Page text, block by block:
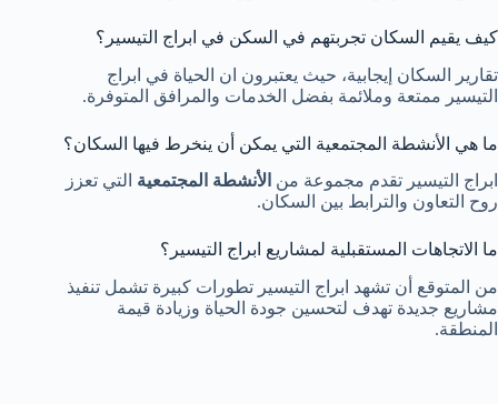
كيف يقيم السكان تجربتهم في السكن في ابراج التيسير؟
تقارير السكان إيجابية، حيث يعتبرون ان الحياة في ابراج
التيسير ممتعة وملائمة بفضل الخدمات والمرافق المتوفرة.
ما هي الأنشطة المجتمعية التي يمكن أن ينخرط فيها السكان؟
ابراج التيسير تقدم مجموعة من الأنشطة المجتمعية التي تعزز
روح التعاون والترابط بين السكان.
ما الاتجاهات المستقبلية لمشاريع ابراج التيسير؟
من المتوقع أن تشهد ابراج التيسير تطورات كبيرة تشمل تنفيذ
مشاريع جديدة تهدف لتحسين جودة الحياة وزيادة قيمة
المنطقة.